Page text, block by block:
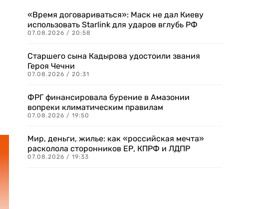
«Время договариваться»: Маск не дал Киеву
использовать Starlink для ударов вглубь РФ
07.08.2026 / 20:58
Старшего сына Кадырова удостоили звания
Героя Чечни
07.08.2026 / 20:31
ФРГ финансировала бурение в Амазонии
вопреки климатическим правилам
07.08.2026 / 19:50
Мир, деньги, жилье: как «российская мечта»
расколола сторонников ЕР, КПРФ и ЛДПР
07.08.2026 / 19:33